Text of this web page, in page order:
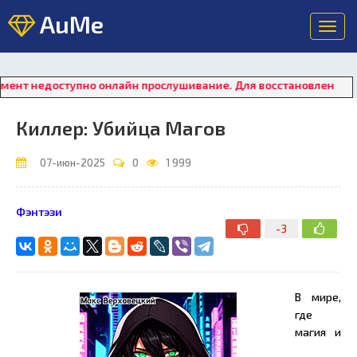
AuMe
онлайн прослушивание. Для восстановления работы
Киллер: Убийца Магов
07-июн-2025 0 1 999
-3
Фэнтэзи
В мире,
где
магия и